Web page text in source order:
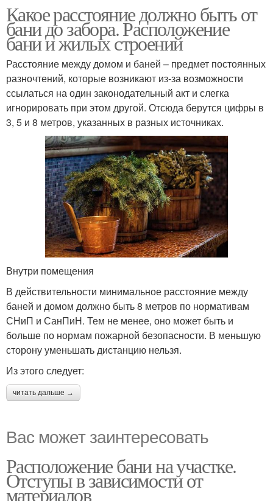
Какое расстояние должно быть от
бани до забора. Расположение
бани и жилых строений
Расстояние между домом и баней – предмет постоянных
разночтений, которые возникают из-за возможности
ссылаться на один законодательный акт и слегка
игнорировать при этом другой. Отсюда берутся цифры в
3, 5 и 8 метров, указанных в разных источниках.
Внутри помещения
В действительности минимальное расстояние между
баней и домом должно быть 8 метров по нормативам
СНиП и СанПиН. Тем не менее, оно может быть и
больше по нормам пожарной безопасности. В меньшую
сторону уменьшать дистанцию нельзя.
Из этого следует:
читать дальше →
Вас может заинтересовать
Расположение бани на участке.
Отступы в зависимости от
материалов